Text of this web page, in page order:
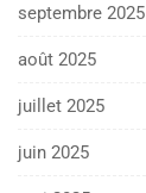
septembre 2025
août 2025
juillet 2025
juin 2025